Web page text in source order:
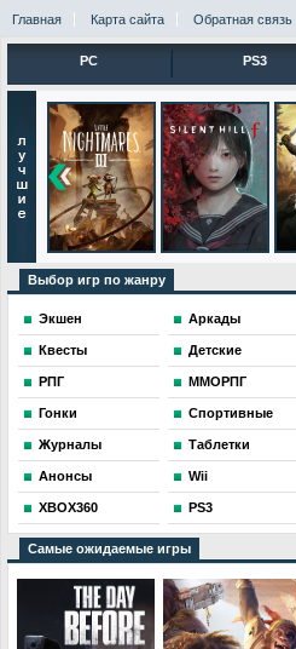
Главная Карта сайта Обратная связь
PC PS3
Выбор игр по жанру
Экшен Аркады
Квесты Детские
РПГ ММОРПГ
Гонки Спортивные
Журналы Таблетки
Анонсы Wii
XBOX360 PS3
Самые ожидаемые игры